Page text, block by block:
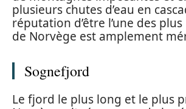
plusieurs chutes d’eau en
réputation d’être l’une des
de Norvège est amplement
Sognefjord
Le fjord le plus long et le plus